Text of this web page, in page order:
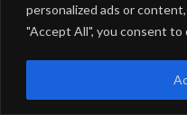
personalized ads or
"Accept All", you consent to
CONFOA|